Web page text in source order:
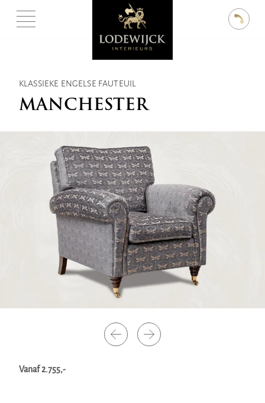
KLASSIEKE ENGELSE FAUTEUIL
MANCHESTER
Vanaf 2.755,-